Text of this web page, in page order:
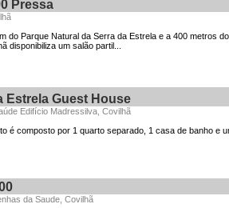
Pressa
do Parque Natural da Serra da Estrela e a 400 metros
disponibiliza um salão partil...
Estrela Guest House
Edifício Madressilva, Covilhã
é composto por 1 quarto separado, 1 casa de banho e
da Saude, Covilhã